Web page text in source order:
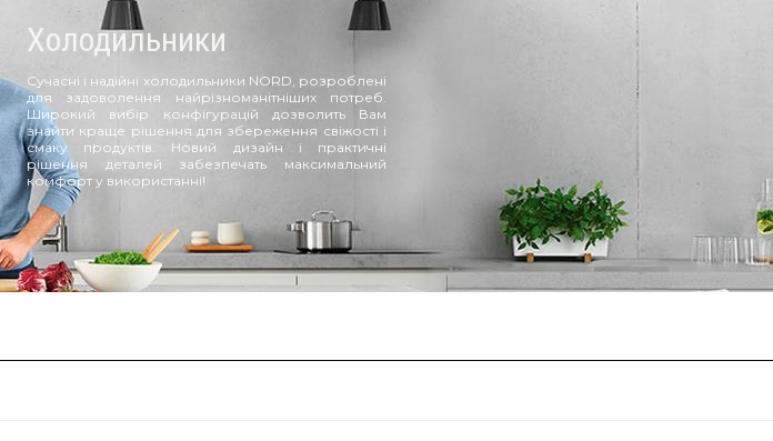
Холодильники
Сучасні і надійні холодильники NORD, розроблені
для задоволення найрізноманітніших потреб.
Широкий вибір конфігурацій дозволить Вам
знайти краще рішення для збереження свіжості і
смаку продуктів. Новий дизайн і практичні
рішення деталей забезпечать максимальний
комфорт у використанні!